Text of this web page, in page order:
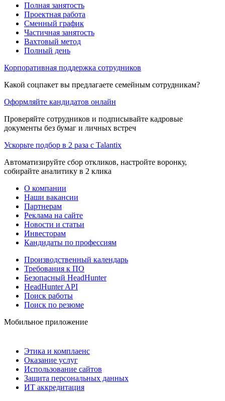
Полная занятость
Проектная работа
Сменный график
Частичная занятость
Вахтовый метод
Полный день
Корпоративная поддержка сотрудников
Какой соцпакет вы предлагаете семейным сотрудникам?
Оформляйте кандидатов онлайн
Проверяйте сотрудников и подписывайте кадровые
документы без бумаг и личных встреч
Ускорьте подбор в 2 раза с Talantix
Автоматизируйте сбор откликов, настройте воронку,
собирайте аналитику в 2 клика
О компании
Наши вакансии
Партнерам
Реклама на сайте
Новости и статьи
Инвесторам
Кандидаты по профессиям
Производственный календарь
Требования к ПО
Безопасный HeadHunter
HeadHunter API
Поиск работы
Поиск по резюме
Мобильное приложение
Этика и комплаенс
Оказание услуг
Использование сайтов
Защита персональных данных
ИТ аккредитация